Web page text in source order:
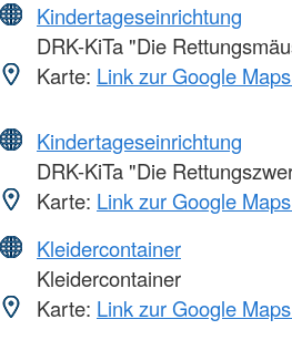
Kindertageseinrichtung
DRK-KiTa "Die
Karte: Link zur Google
Kindertageseinrichtung
DRK-KiTa "Die
Karte: Link zur Google
Kleidercontainer
Kleidercontainer
Karte: Link zur Google